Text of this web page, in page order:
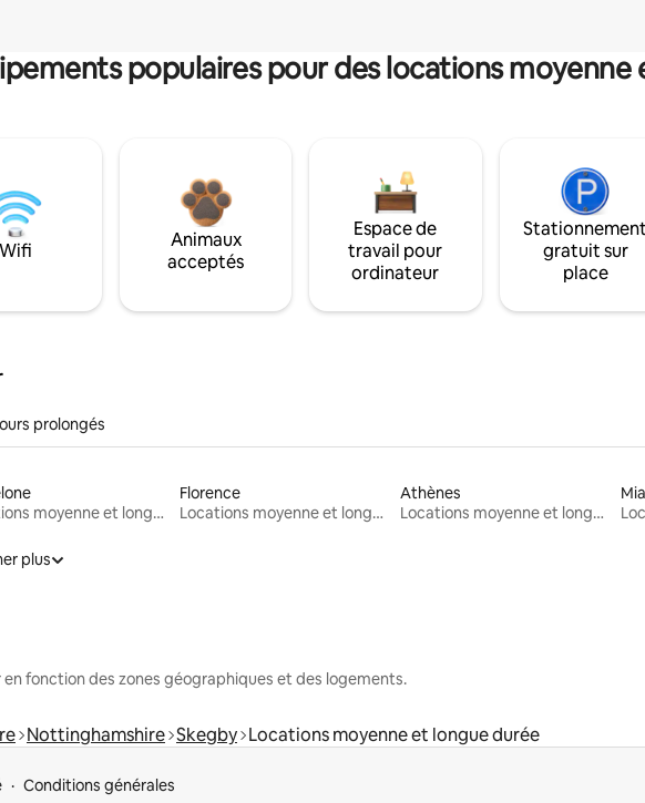
populaires pour des locations moyenne
Wifi
Animaux
acceptés
Espace de
travail pour
ordinateur
Stationnement
gratuit sur
place
prolongés
Locations moyenne et longue durée
Florence
Locations moyenne et longue durée
Athènes
Locations moyenne et longue durée
plus
fonction des zones géographiques et des logements.
Nottinghamshire Skegby Locations moyenne et longue durée
Conditions générales